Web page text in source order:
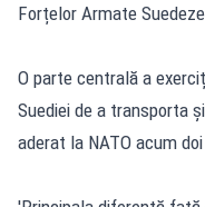
Forțelor Armate
O parte centrală a
Suediei de a transporta
aderat la NATO acum